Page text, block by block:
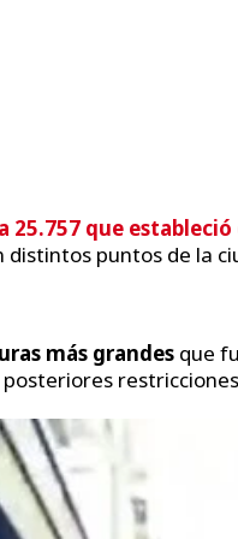
25.757 que
distintos puntos de la
más grandes que